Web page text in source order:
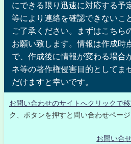
にできる限り迅速に対応する予
等により連絡を確認できないこ
ご了承ください。まずはこちら
お願い致します。情報は作成時
で、作成後に情報が変わる場合
ネ等の著作権侵害目的としてま
だけますと幸いです。
お問い合わせのサイトへクリックで
ク、ボタンを押すと問い合わせペー
お問い合